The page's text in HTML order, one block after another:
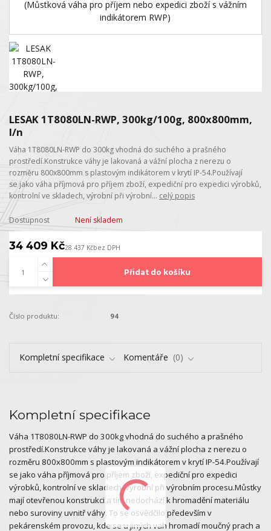
LESAK 1T8080LN-RWP, 300kg/100g, 800x800mm,
l/n
Váha 1T8080LN-RWP do 300kg vhodná do suchého a prašného
prostředí.Konstrukce váhy je lakovaná a vážní plocha z nerezu o
rozměru 800x800mm s plastovým indikátorem v krytí IP-54.Používají
se jako váha příjmová pro příjem zboží, expediční pro expedici výrobků,
kontrolní ve skladech, výrobní při výrobní... celý popis
Dostupnost Není skladem
34 409 Kč28 437 Kčbez DPH
Přidat do košíku
Číslo produktu: 94
Kompletní specifikace Komentáře 0
Kompletní specifikace
Váha 1T8080LN-RWP do 300kg vhodná do suchého a prašného
prostředí.Konstrukce váhy je lakovaná a vážní plocha z nerezu o
rozměru 800x800mm s plastovým indikátorem v krytí IP-54.Používají
se jako váha příjmová pro příjem zboží, expediční pro expedici
výrobků, kontrolní ve skladech, výrobní při výrobním procesu.Můstky
mají otevřenou konstrukci a tím nedochází k hromadění materiálu
nebo suroviny uvnitř váhy. To se osvědčilo především v
pekárenském provozu, kde se u jiných vah hromadí moučný prach a